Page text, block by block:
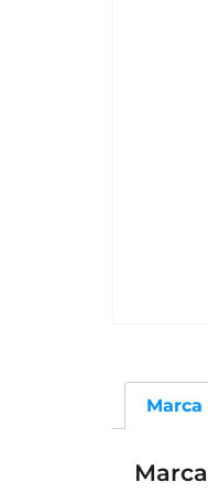
Marca
Marca